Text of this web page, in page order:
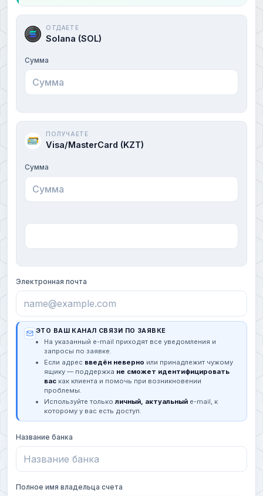
ОТДАЕТЕ
Solana (SOL)
Сумма
ПОЛУЧАЕТЕ
Visa/MasterCard (KZT)
Сумма
Электронная почта
ЭТО ВАШ КАНАЛ СВЯЗИ ПО ЗАЯВКЕ
На указанный e-mail приходят все уведомления и
запросы по заявке.
Если адрес введён неверно или принадлежит чужому
ящику — поддержка не сможет идентифицировать
вас как клиента и помочь при возникновении
проблемы.
Используйте тольколичный, актуальный e-mail, к
которому у вас есть доступ.
Название банка
Полное имя владельца счета